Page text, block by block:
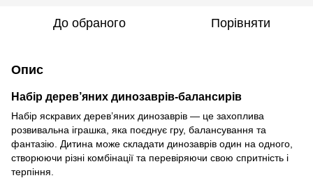
До обраного Порівняти
Опис
Набір дерев’яних динозаврів-балансирів
Набір яскравих дерев’яних динозаврів — це захоплива
розвивальна іграшка, яка поєднує гру, балансування та
фантазію. Дитина може складати динозаврів один на одного,
створюючи різні комбінації та перевіряючи свою спритність і
терпіння.